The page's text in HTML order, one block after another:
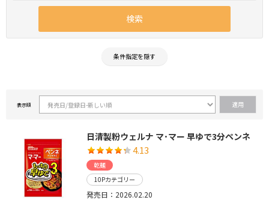
条件指定を隠す
表示順
日清製粉ウェルナ マ･マー 早ゆで3分ペンネ
4.13
乾麺
10Pカテゴリー
発売日：2026.02.20